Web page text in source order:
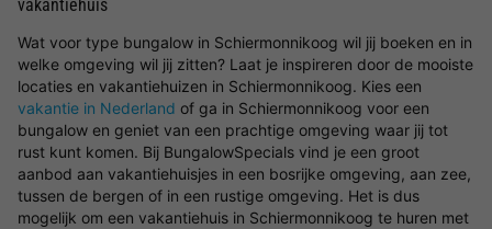
vakantiehuis
Wat voor type bungalow in Schiermonnikoog wil jij boeken en in
welke omgeving wil jij zitten? Laat je inspireren door de mooiste
locaties en vakantiehuizen in Schiermonnikoog. Kies een
vakantie in Nederland of ga in Schiermonnikoog voor een
bungalow en geniet van een prachtige omgeving waar jij tot
rust kunt komen. Bij BungalowSpecials vind je een groot
aanbod aan vakantiehuisjes in een bosrijke omgeving, aan zee,
tussen de bergen of in een rustige omgeving. Het is dus
mogelijk om een vakantiehuis in Schiermonnikoog te huren met